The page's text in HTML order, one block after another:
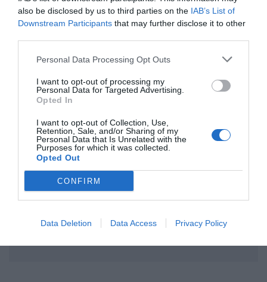
also be disclosed by us to third parties on the IAB’s List of
Downstream Participants that may further disclose it to other
Personal Data Processing Opt Outs
I want to opt-out of processing my
Personal Data for Targeted Advertising.
Opted In
I want to opt-out of Collection, Use,
Retention, Sale, and/or Sharing of my
Personal Data that Is Unrelated with the
Purposes for which it was collected.
Opted Out
CONFIRM
Data Deletion Data Access Privacy Policy
ΤΙΤΛΟΣ
ΣΧΟΛΙΟ